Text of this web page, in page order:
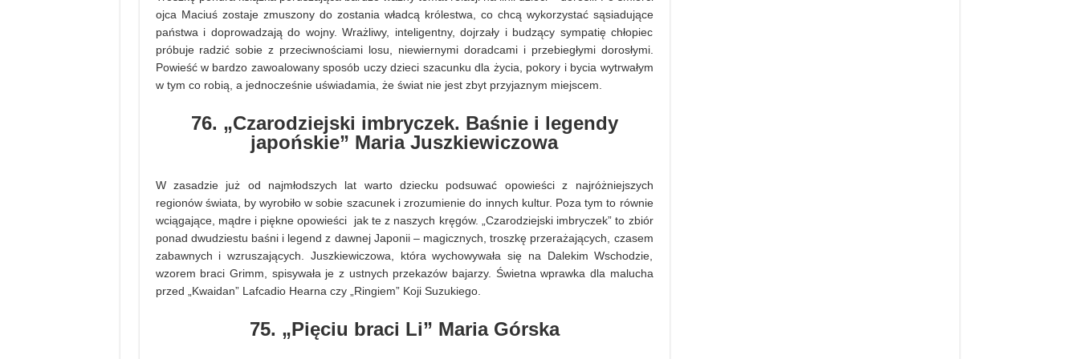
ojca Maciuś zostaje zmuszony do zostania władcą królestwa, co chcą wykorzystać sąsiadujące
państwa i doprowadzają do wojny. Wrażliwy, inteligentny, dojrzały i budzący sympatię chłopiec
próbuje radzić sobie z przeciwnościami losu, niewiernymi doradcami i przebiegłymi dorosłymi.
Powieść w bardzo zawoalowany sposób uczy dzieci szacunku dla życia, pokory i bycia wytrwałym
w tym co robią, a jednocześnie uświadamia, że świat nie jest zbyt przyjaznym miejscem.
76. „Czarodziejski imbryczek. Baśnie i legendy
japońskie” Maria Juszkiewiczowa
W zasadzie już od najmłodszych lat warto dziecku podsuwać opowieści z najróżniejszych
regionów świata, by wyrobiło w sobie szacunek i zrozumienie do innych kultur. Poza tym to równie
wciągające, mądre i piękne opowieści jak te z naszych kręgów. „Czarodziejski imbryczek” to zbiór
ponad dwudziestu baśni i legend z dawnej Japonii – magicznych, troszkę przerażających, czasem
zabawnych i wzruszających. Juszkiewiczowa, która wychowywała się na Dalekim Wschodzie,
wzorem braci Grimm, spisywała je z ustnych przekazów bajarzy. Świetna wprawka dla malucha
przed „Kwaidan” Lafcadio Hearna czy „Ringiem” Koji Suzukiego.
75. „Pięciu braci Li” Maria Górska